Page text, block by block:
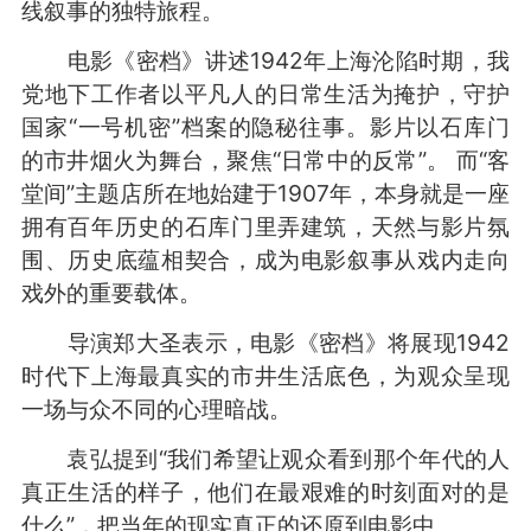
线叙事的独特旅程。
电影《密档》讲述1942年上海沦陷时期，我
党地下工作者以平凡人的日常生活为掩护，守护
国家“一号机密”档案的隐秘往事。影片以石库门
的市井烟火为舞台，聚焦“日常中的反常”。 而“客
堂间”主题店所在地始建于1907年，本身就是一座
拥有百年历史的石库门里弄建筑，天然与影片氛
围、历史底蕴相契合，成为电影叙事从戏内走向
戏外的重要载体。
导演郑大圣表示，电影《密档》将展现1942
时代下上海最真实的市井生活底色，为观众呈现
一场与众不同的心理暗战。
袁弘提到“我们希望让观众看到那个年代的人
真正生活的样子，他们在最艰难的时刻面对的是
什么”，把当年的现实真正的还原到电影中。